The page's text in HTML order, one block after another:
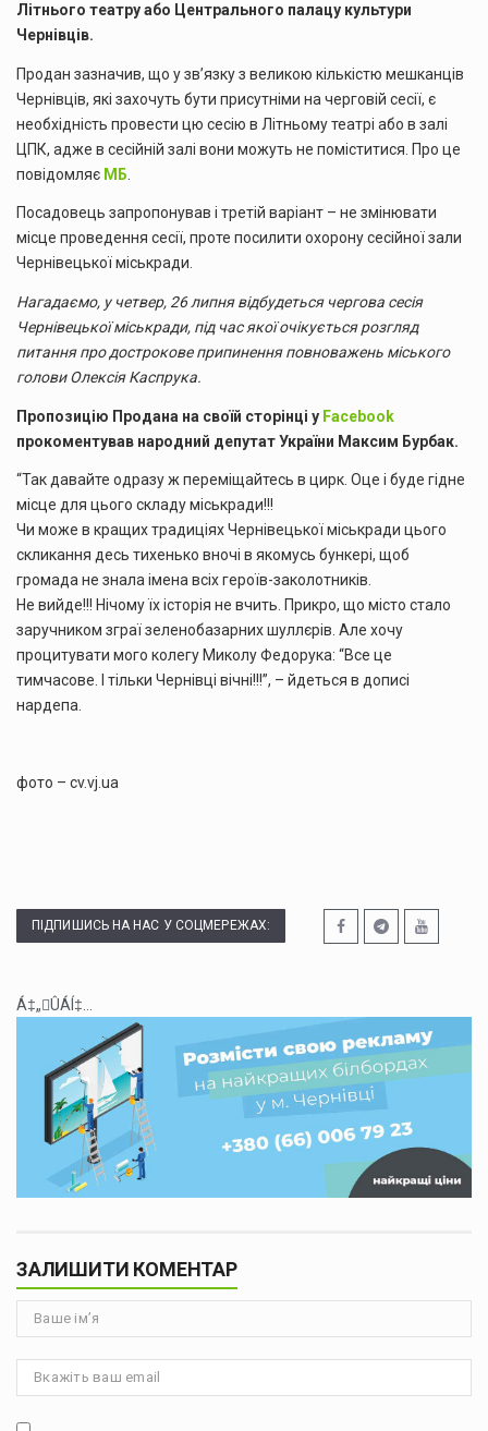
Літнього театру або Центрального палацу культури
Чернівців.
Продан зазначив, що у зв’язку з великою кількістю мешканців
Чернівців, які захочуть бути присутніми на черговій сесії, є
необхідність провести цю сесію в Літньому театрі або в залі
ЦПК, адже в сесійній залі вони можуть не поміститися. Про це
повідомляє МБ
Посадовець запропонував і третій варіант – не змінювати
місце проведення сесії, проте посилити охорону сесійної зали
Чернівецької міськради.
Нагадаємо, у четвер, 26 липня відбудеться чергова сесія
Чернівецької міськради, під час якої очікується розгляд
питання про дострокове припинення повноважень міського
голови Олексія Каспрука.
Пропозицію Продана на своїй сторінці у Facebook
прокоментував народний депутат України Максим Бурбак.
“Так давайте одразу ж переміщайтесь в цирк. Оце і буде гідне
місце для цього складу міськради!!!
Чи може в кращих традиціях Чернівецької міськради цього
скликання десь тихенько вночі в якомусь бункері, щоб
громада не знала імена всіх героїв-заколотників.
Не вийде!!! Нічому їх історія не вчить. Прикро, що місто стало
заручником зграї зеленобазарних шуллєрів. Але хочу
процитувати мого колегу Миколу Федорука: “Все це
тимчасове. І тільки Чернівці вічні!!!”, – йдеться в дописі
нардепа.
фото – cv.vj.ua
ПІДПИШИСЬ НА НАС У СОЦМЕРЕЖАХ:
Á‡„ÛÁÍ‡...
ЗАЛИШИТИ КОМЕНТАР